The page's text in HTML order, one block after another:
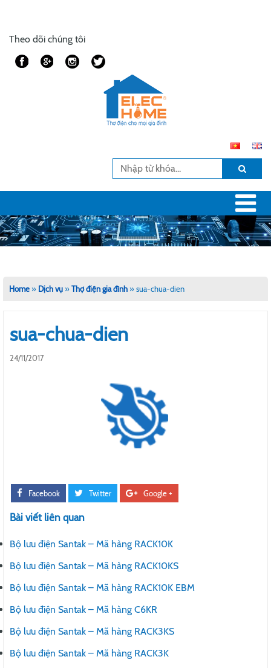
Theo dõi chúng tôi
Home» Dịch vụ»Thợ điện gia đình»sua-chua-dien
sua-chua-dien
24/11/2017
Facebook Twitter Google +
Bài viết liên quan
Bộ lưu điện Santak – Mã hàng RACK10K
Bộ lưu điện Santak – Mã hàng RACK10KS
Bộ lưu điện Santak – Mã hàng RACK10K EBM
Bộ lưu điện Santak – Mã hàng C6KR
Bộ lưu điện Santak – Mã hàng RACK3KS
Bộ lưu điện Santak – Mã hàng RACK3K